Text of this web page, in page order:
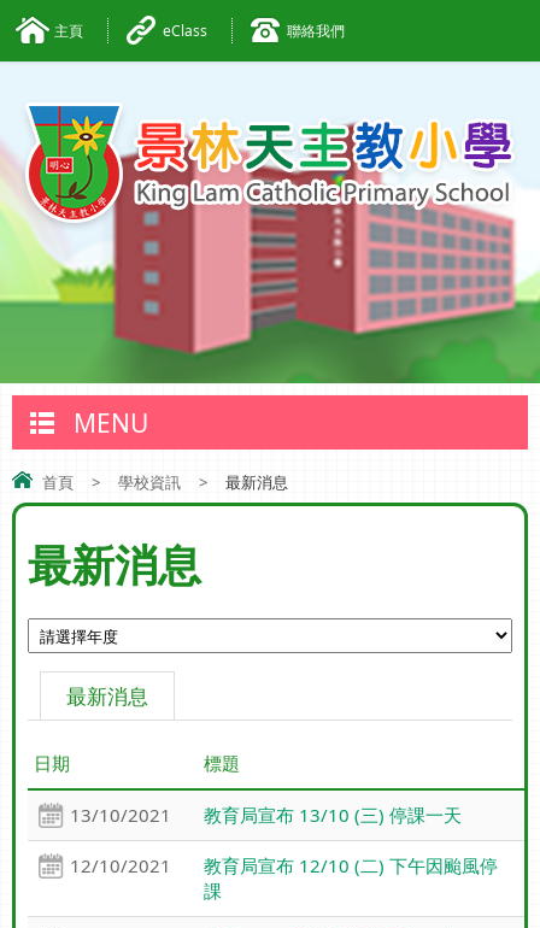
主頁 eClass 聯絡我們
MENU
首頁 > 學校資訊 > 最新消息
最新消息
最新消息
日期 標題
13/10/2021 教育局宣布 13/10 (三) 停課一天
12/10/2021
教育局宣布 12/10 (二) 下午因颱風停
課